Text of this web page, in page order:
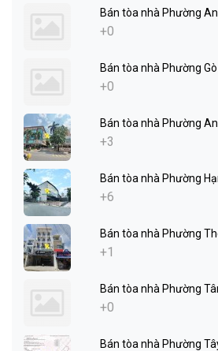
Bán tòa nhà Phường
+0
Bán tòa nhà Phường
+0
Bán tòa nhà Phường
+3
Bán tòa nhà Phường
+6
Bán tòa nhà Phường
+1
Bán tòa nhà Phường
+0
Bán tòa nhà Phường